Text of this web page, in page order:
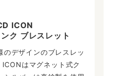
ICON
ク ブレスレット
のデザインのブレスレッ
ICONはマグネット式ク